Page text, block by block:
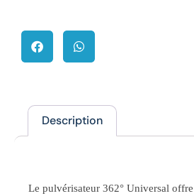
Description
Le pulvérisateur 362° Universal offre